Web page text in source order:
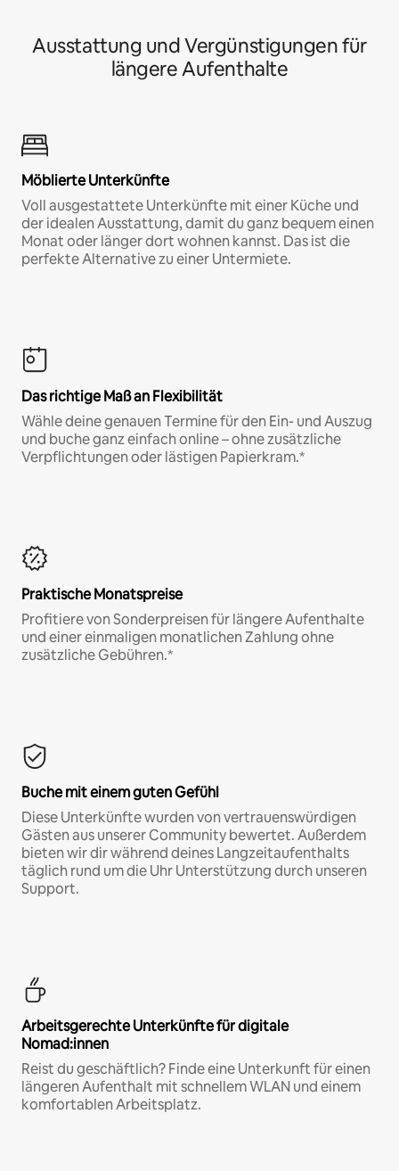
Ausstattung und Vergünstigungen für
längere Aufenthalte
Möblierte Unterkünfte
Voll ausgestattete Unterkünfte mit einer Küche und
der idealen Ausstattung, damit du ganz bequem einen
Monat oder länger dort wohnen kannst. Das ist die
perfekte Alternative zu einer Untermiete.
Das richtige Maß an Flexibilität
Wähle deine genauen Termine für den Ein- und Auszug
und buche ganz einfach online – ohne zusätzliche
Verpflichtungen oder lästigen Papierkram.*
Praktische Monatspreise
Profitiere von Sonderpreisen für längere Aufenthalte
und einer einmaligen monatlichen Zahlung ohne
zusätzliche Gebühren.*
Buche mit einem guten Gefühl
Diese Unterkünfte wurden von vertrauenswürdigen
Gästen aus unserer Community bewertet. Außerdem
bieten wir dir während deines Langzeitaufenthalts
täglich rund um die Uhr Unterstützung durch unseren
Support.
Arbeitsgerechte Unterkünfte für digitale
Nomad:innen
Reist du geschäftlich? Finde eine Unterkunft für einen
längeren Aufenthalt mit schnellem WLAN und einem
komfortablen Arbeitsplatz.